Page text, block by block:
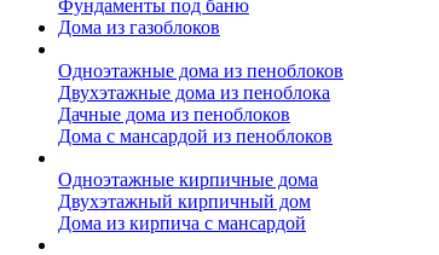
Фундаменты под баню
Дома из газоблоков
Одноэтажные дома из пеноблоков
Двухэтажные дома из пеноблока
Дачные дома из пеноблоков
Дома с мансардой из пеноблоков
Одноэтажные кирпичные дома
Двухэтажный кирпичный дом
Дома из кирпича с мансардой